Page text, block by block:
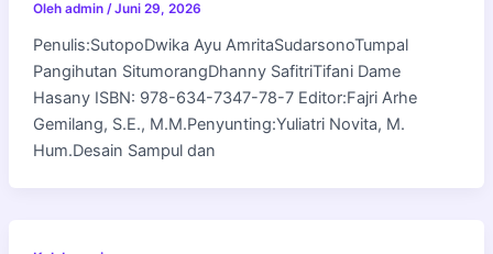
Oleh admin /Juni 29, 2026
Penulis:SutopoDwika Ayu AmritaSudarsonoTumpal
Pangihutan SitumorangDhanny SafitriTifani Dame
Hasany ISBN: 978-634-7347-78-7 Editor:Fajri Arhe
Gemilang, S.E., M.M.Penyunting:Yuliatri Novita, M.
Hum.Desain Sampul dan